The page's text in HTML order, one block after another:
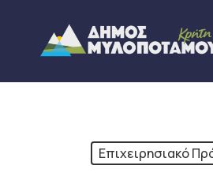
content
Επιχειρησιακό